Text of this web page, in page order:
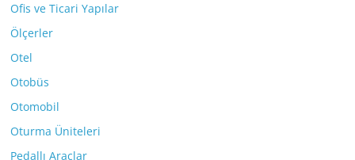
Ofis ve Ticari Yapılar
Ölçerler
Otel
Otobüs
Otomobil
Oturma Üniteleri
Pedallı Araçlar